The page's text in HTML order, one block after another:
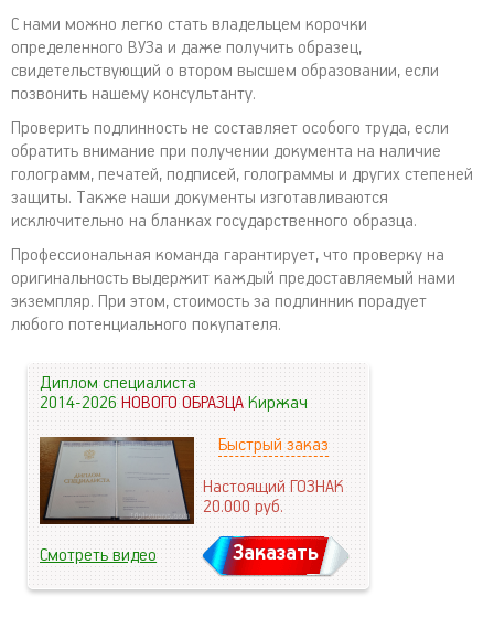
С нами можно легко стать владельцем корочки
определенного ВУЗа и даже получить образец,
свидетельствующий о втором высшем образовании, если
позвонить нашему консультанту.
Проверить подлинность не составляет особого труда, если
обратить внимание при получении документа на наличие
голограмм, печатей, подписей, голограммы и других степеней
защиты. Также наши документы изготавливаются
исключительно на бланках государственного образца.
Профессиональная команда гарантирует, что проверку на
оригинальность выдержит каждый предоставляемый нами
экземпляр. При этом, стоимость за подлинник порадует
любого потенциального покупателя.
Диплом специалиста
2014-2026НОВОГО ОБРАЗЦАКиржач
Быстрый заказ
Настоящий ГОЗНАК
20.000руб.
Смотреть видео Заказать